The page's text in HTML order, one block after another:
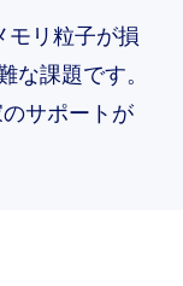
モリ粒子が損
な課題です。
サポートが